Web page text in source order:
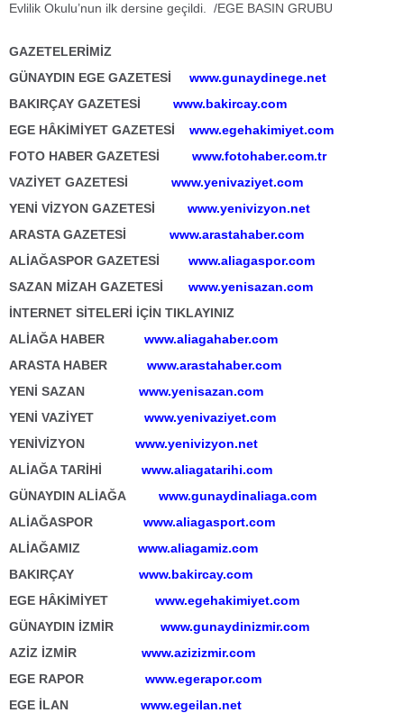
Evlilik Okulu’nun ilk dersine geçildi. /EGE BASIN GRUBU
GAZETELERİMİZ
GÜNAYDIN EGE GAZETESİ www.gunaydinege.net
BAKIRÇAY GAZETESİ www.bakircay.com
EGE HÂKİMİYET GAZETESİ www.egehakimiyet.com
FOTO HABER GAZETESİ www.fotohaber.com.tr
VAZİYET GAZETESİ www.yenivaziyet.com
YENİ VİZYON GAZETESİ www.yenivizyon.net
ARASTA GAZETESİ www.arastahaber.com
ALİAĞASPOR GAZETESİ www.aliagaspor.com
SAZAN MİZAH GAZETESİ www.yenisazan.com
İNTERNET SİTELERİ İÇİN TIKLAYINIZ
ALİAĞA HABER www.aliagahaber.com
ARASTA HABER www.arastahaber.com
YENİ SAZAN www.yenisazan.com
YENİ VAZİYET www.yenivaziyet.com
YENİVİZYON www.yenivizyon.net
ALİAĞA TARİHİ www.aliagatarihi.com
GÜNAYDIN ALİAĞA www.gunaydinaliaga.com
ALİAĞASPOR www.aliagasport.com
ALİAĞAMIZ www.aliagamiz.com
BAKIRÇAY www.bakircay.com
EGE HÂKİMİYET www.egehakimiyet.com
GÜNAYDIN İZMİR www.gunaydinizmir.com
AZİZ İZMİR www.azizizmir.com
EGE RAPOR www.egerapor.com
EGE İLAN www.egeilan.net